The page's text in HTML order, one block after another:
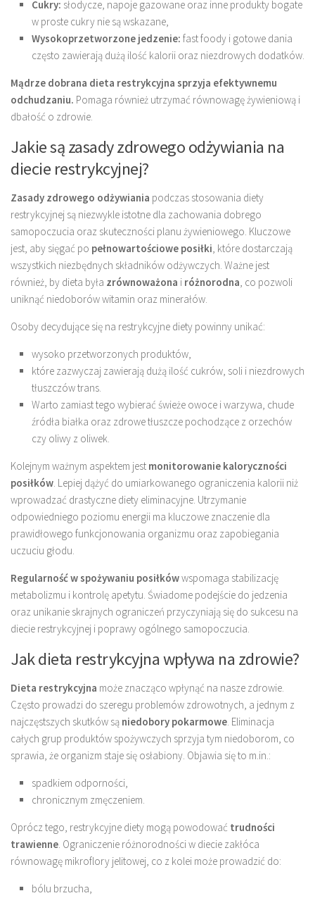
Cukry: słodycze, napoje gazowane oraz inne produkty bogate
w proste cukry nie są wskazane,
Wysokoprzetworzone jedzenie: fast foody i gotowe dania
często zawierają dużą ilość kalorii oraz niezdrowych dodatków.
Mądrze dobrana dieta restrykcyjna sprzyja efektywnemu
odchudzaniu. Pomaga również utrzymać równowagę żywieniową i
dbałość o zdrowie.
Jakie są zasady zdrowego odżywiania na
diecie restrykcyjnej?
Zasady zdrowego odżywiania podczas stosowania diety
restrykcyjnej są niezwykle istotne dla zachowania dobrego
samopoczucia oraz skuteczności planu żywieniowego. Kluczowe
jest, aby sięgać po pełnowartościowe posiłki, które dostarczają
wszystkich niezbędnych składników odżywczych. Ważne jest
również, by dieta była zrównoważona i różnorodna, co pozwoli
uniknąć niedoborów witamin oraz minerałów.
Osoby decydujące się na restrykcyjne diety powinny unikać:
wysoko przetworzonych produktów,
które zazwyczaj zawierają dużą ilość cukrów, soli i niezdrowych
tłuszczów trans.
Warto zamiast tego wybierać świeże owoce i warzywa, chude
źródła białka oraz zdrowe tłuszcze pochodzące z orzechów
czy oliwy z oliwek.
Kolejnym ważnym aspektem jest monitorowanie kaloryczności
posiłków. Lepiej dążyć do umiarkowanego ograniczenia kalorii niż
wprowadzać drastyczne diety eliminacyjne. Utrzymanie
odpowiedniego poziomu energii ma kluczowe znaczenie dla
prawidłowego funkcjonowania organizmu oraz zapobiegania
uczuciu głodu.
Regularność w spożywaniu posiłkówwspomaga stabilizację
metabolizmu i kontrolę apetytu. Świadome podejście do jedzenia
oraz unikanie skrajnych ograniczeń przyczyniają się do sukcesu na
diecie restrykcyjnej i poprawy ogólnego samopoczucia.
Jak dieta restrykcyjna wpływa na zdrowie?
Dieta restrykcyjna może znacząco wpłynąć na nasze zdrowie.
Często prowadzi do szeregu problemów zdrowotnych, a jednym z
najczęstszych skutków są niedobory pokarmowe. Eliminacja
całych grup produktów spożywczych sprzyja tym niedoborom, co
sprawia, że organizm staje się osłabiony. Objawia się to m.in.:
spadkiem odporności,
chronicznym zmęczeniem.
Oprócz tego, restrykcyjne diety mogą powodować trudności
trawienne. Ograniczenie różnorodności w diecie zakłóca
równowagę mikroflory jelitowej, co z kolei może prowadzić do:
bólu brzucha,